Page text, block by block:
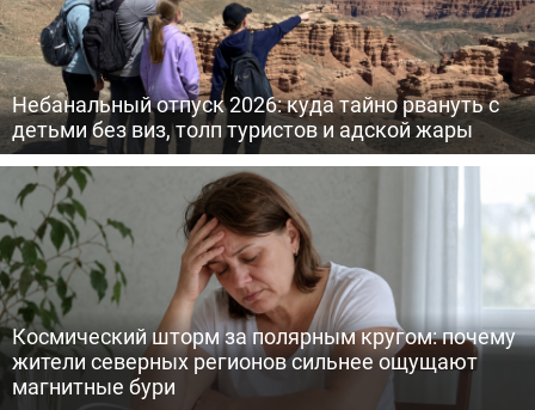
Небанальный отпуск 2026: куда тайно рвануть с
детьми без виз, толп туристов и адской жары
Космический шторм за полярным кругом: почему
жители северных регионов сильнее ощущают
магнитные бури